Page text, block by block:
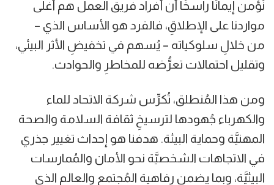
نُؤمن إيمانًا راسخًا أن أفراد فريق العمل هم أغلى
مواردنا على الإطلاقِ، فالفرد هو الأساس الذي –
من خلالِ سلوكياته – يُسهم في تخفيضِ الأثر البيئي،
وتقليل احتمالات تعرُّضه للمخاطرِ والحوادث.
ومن هذا المُنطلق، تُكرِّس شركة الاتحاد للماء
والكهرباء جُهودها لترسيخِ ثقافة السلامة والصحة
المهنيَّة وحماية البيئة. هدفنا هو إحداث تغيير جذري
في الاتجاهات الشخصيَّة نحو الأمان والمُمارسات
البيئيَّة، وبما يضمن رفاهية المُجتمع والعالم الذي